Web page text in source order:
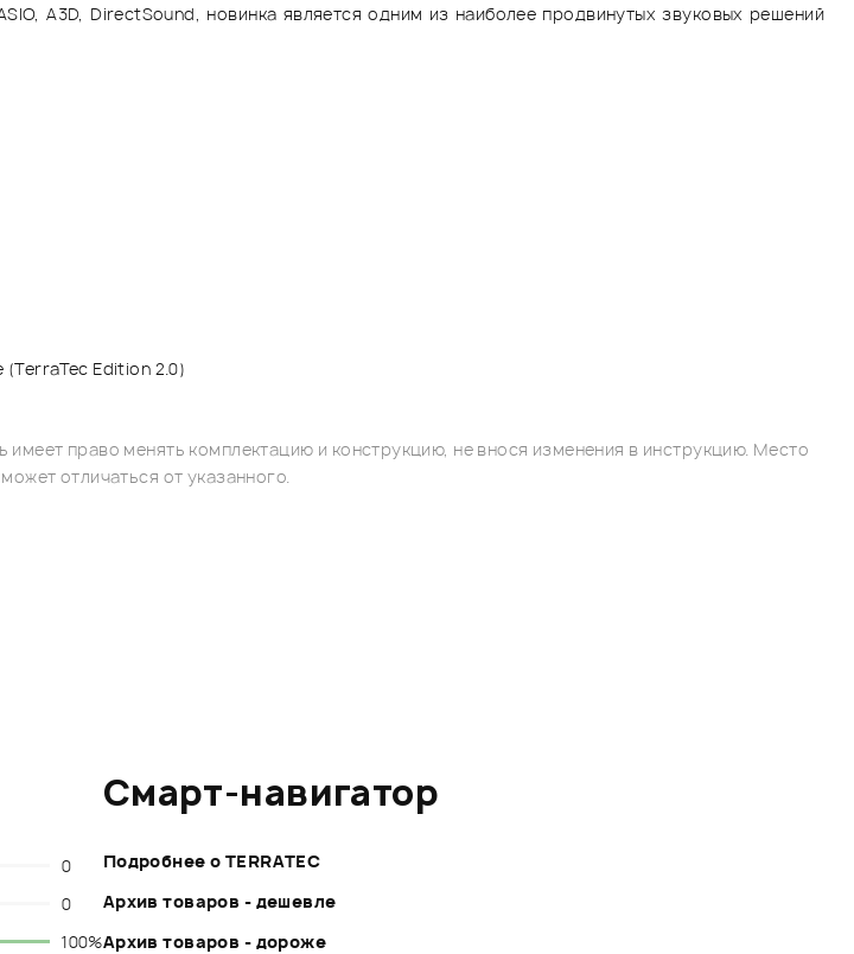
A3D, DirectSound, новинка является одним из наиболее продвинутых звуковых решений
Edition 2.0)
имеет право менять комплектацию и конструкцию, не внося изменения в инструкцию. Место
отличаться от указанного.
0
0
100%
Смарт-навигатор
Подробнее о TERRATEC
Архив товаров - дешевле
Архив товаров - дороже